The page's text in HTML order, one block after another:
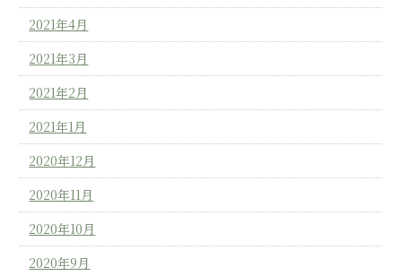
2021年4月
2021年3月
2021年2月
2021年1月
2020年12月
2020年11月
2020年10月
2020年9月